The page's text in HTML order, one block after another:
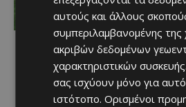
αυτούς και άλλους
συμπεριλαμβανομένης της
ακριβών δεδομένων
χαρακτηριστικών
σας ισχύουν μόνο για
ιστότοπο. Ορισμένοι